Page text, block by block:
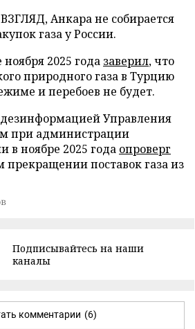
Анкара не собирается
газа у России.
2025 года заверил, что
природного газа в Турцию
и перебоев не будет.
Управления
при администрации
в ноябре 2025 года опроверг
прекращении поставок газа из
Подписывайтесь на наши
каналы
комментарии (6)